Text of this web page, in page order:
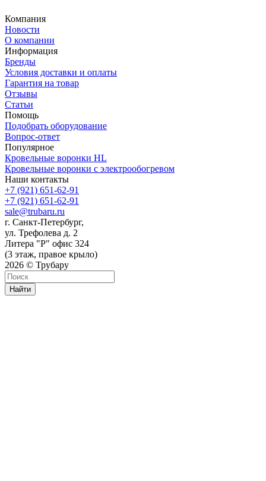
Компания
Новости
О компании
Информация
Бренды
Условия доставки и оплаты
Гарантия на товар
Отзывы
Статьи
Помощь
Подобрать оборудование
Вопрос-ответ
Популярное
Кровельные воронки HL
Кровельные воронки с электрообогревом
Наши контакты
+7 (921) 651-62-91
+7 (921) 651-62-91
sale@trubaru.ru
г. Санкт-Петербург,
ул. Трефолева д. 2
Литера "Р" офис 324
(3 этаж, правое крыло)
2026 © Трубару
Найти